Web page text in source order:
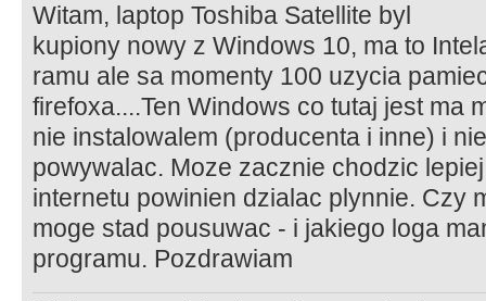
Witam, laptop Toshiba Satellite byl
kupiony nowy z Windows 10, ma to
ramu ale sa momenty 100 uzycia
firefoxa....Ten Windows co tutaj jest ma
nie instalowalem (producenta i inne) i
powywalac. Moze zacznie chodzic
internetu powinien dzialac plynnie. Czy
moge stad pousuwac - i jakiego loga
programu. Pozdrawiam